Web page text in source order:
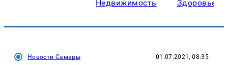
Недвижимость Здоровье
Новости Самары 01.07.2021, 08:35